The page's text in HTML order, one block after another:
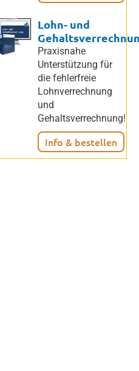
Lohn- und
Praxisnahe
Unterstützung für
die fehlerfreie
Lohnverrechnung
und
Gehaltsverrechnung!
Info & bestellen